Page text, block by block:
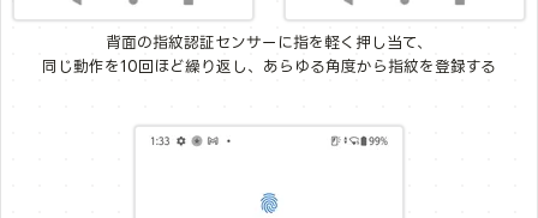
背面の指紋認証センサーに指を軽く押し当て、
同じ動作を10回ほど繰り返し、あらゆる角度から指紋を登録する